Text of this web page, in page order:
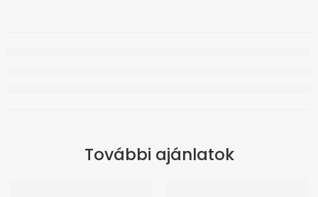
További ajánlatok